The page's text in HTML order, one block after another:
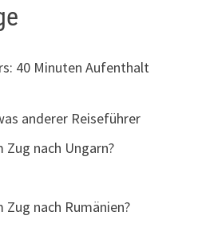
40 Minuten Aufenthalt
anderer Reiseführer
nach Ungarn?
nach Rumänien?